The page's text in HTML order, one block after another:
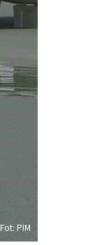
Fot: PIM